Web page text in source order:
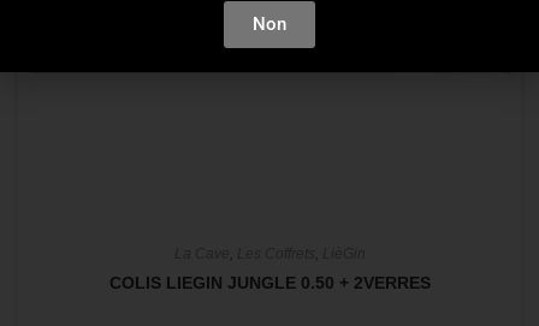
, ,
COLIS LIEGIN JUNGLE 0.50 + 2VERRES
Non